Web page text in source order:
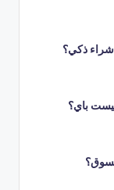
ذكي؟
باي؟